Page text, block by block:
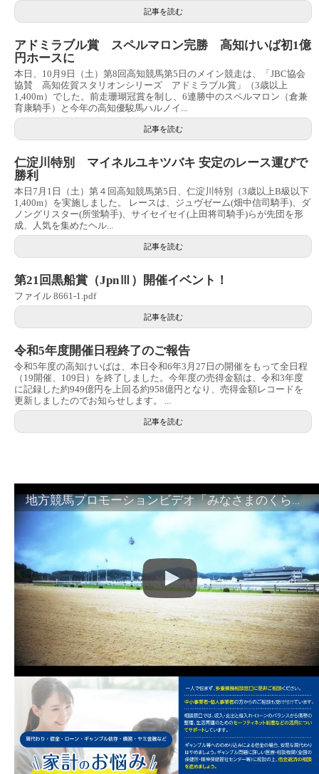
記事を読む
アドミラブル賞 スペルマロン完勝 高知けいば初1億
円ホースに
本日、10月9日（土）第8回高知競馬第5日のメイン競走は、「JBC協会
協賛 高知佐賀スタリオンシリーズ アドミラブル賞」（3歳以上
1,400m）でした。前走珊瑚冠賞を制し、6連勝中のスペルマロン（倉兼
育康騎手）と今年の高知優駿馬ハルノイ...
記事を読む
仁淀川特別 マイネルユキツバキ 安定のレース運びで
勝利
本日7月1日（土）第４回高知競馬第5日、仁淀川特別（3歳以上B級以下
1,400m）を実施しました。 レースは、ジュヴゼーム(畑中信司騎手)、ダ
ノングリスター(所蛍騎手)、サイセイセイ(上田将司騎手)らが先団を形
成、人気を集めたヘル...
記事を読む
第21回黒船賞（JpnⅢ）開催イベント！
ファイル 8661-1.pdf
記事を読む
令和5年度開催日程終了のご報告
令和5年度の高知けいばは、本日令和6年3月27日の開催をもって全日程
（19開催、109日）を終了しました。今年度の売得金額は、令和3年度
に記録した約949億円を上回る約958億円となり、売得金額レコードを
更新しましたのでお知らせします。 ...
記事を読む
地方競馬プロモーションビデオ「みなさまのくらしのために」30秒篇｜NAR公式